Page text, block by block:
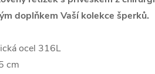
doplňkem Vaší kolekce šperků.
ocel 316L
cm